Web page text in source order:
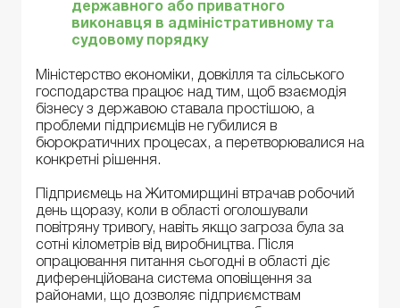
державного або приватного
виконавця в адміністративному та
судовому порядку
Міністерство економіки, довкілля та сільського
господарства працює над тим, щоб взаємодія
бізнесу з державою ставала простішою, а
проблеми підприємців не губилися в
бюрократичних процесах, а перетворювалися на
конкретні рішення.
Підприємець на Житомирщині втрачав робочий
день щоразу, коли в області оголошували
повітряну тривогу, навіть якщо загроза була за
сотні кілометрів від виробництва. Після
опрацювання питання сьогодні в області діє
диференційована система оповіщення за
районами, що дозволяє підприємствам